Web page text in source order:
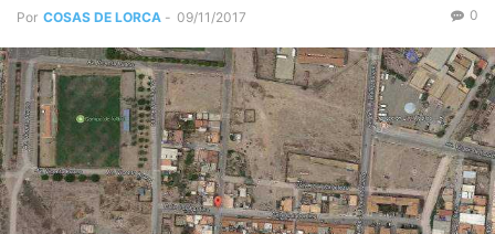
Por COSAS DE LORCA - 09/11/2017 0